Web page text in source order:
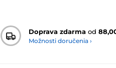
Doprava zdarma od
Možnosti doručenia ›